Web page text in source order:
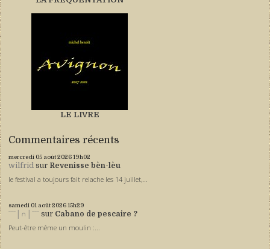
LE LIVRE
Commentaires récents
mercredi 05 août 202619h02
wilfrid sur Revenisse bèn-lèu
le festival a toujours fait relache les 14 juillet,...
samedi 01 août 202615h29
ˉˉˉ│∩│ˉˉˉ sur Cabano de pescaire ?
Peut-être même un moulin :...